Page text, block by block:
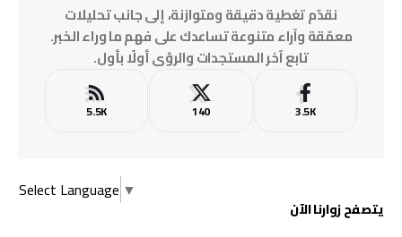
نقدّم تغطية دقيقة ومتوازنة، إلى جانب تحليلات
معمّقة وآراء متنوعة تساعدك على فهم ما وراء الخبر.
تابع آخر المستجدات والرؤى أولًا بأول.
3.5K
140
5.5K
Select Language ▼
يتصفح زوارنا الآن